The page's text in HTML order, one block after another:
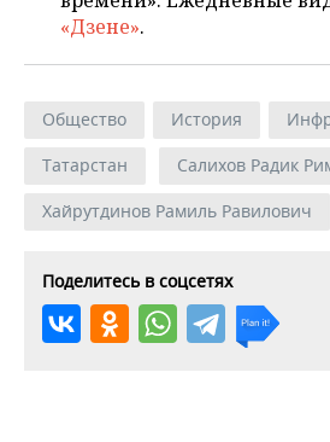
«Дзене».
Общество История
Татарстан
Салихов Радик
Хайрутдинов Рамиль Равилович
Поделитесь в соцсетях